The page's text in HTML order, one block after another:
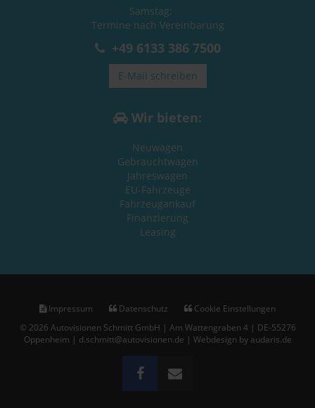
Samstag:
Termine nach Vereinbarung
+49 6133 386 7500
E-Mail schreiben
Wir bieten:
Neuwagen
Gebrauchtwagen
Jahreswagen
EU-Fahrzeuge
Fahrzeugankauf
Finanzierung
Leasing
Impressum Datenschutz
Cookie Einstellungen
© 2026 Autovisionen Schmitt GmbH | Am Wattengraben 4 | DE-55276
Oppenheim | d.schmitt@autovisionen.de | Webdesign by audaris.de